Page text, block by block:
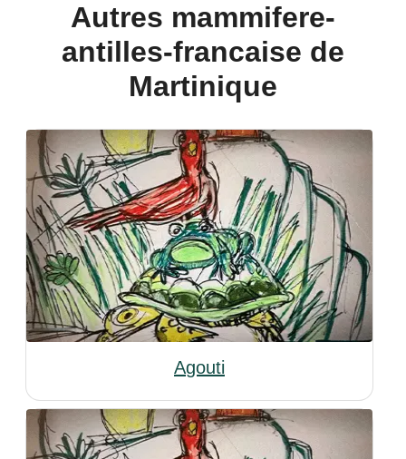
Autres mammifere-
antilles-francaise de
Martinique
Agouti